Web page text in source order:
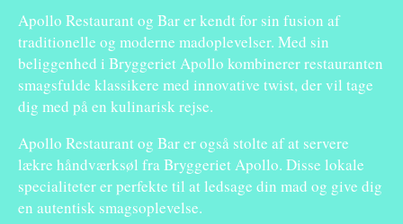
Apollo Restaurant og Bar er kendt for sin fusion af
traditionelle og moderne madoplevelser. Med sin
beliggenhed i Bryggeriet Apollo kombinerer restauranten
smagsfulde klassikere med innovative twist, der vil tage
dig med på en kulinarisk rejse.
Apollo Restaurant og Bar er også stolte af at servere
lækre håndværksøl fra Bryggeriet Apollo. Disse lokale
specialiteter er perfekte til at ledsage din mad og give dig
en autentisk smagsoplevelse.